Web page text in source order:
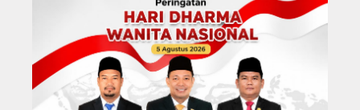
Bengkalis
Meranti